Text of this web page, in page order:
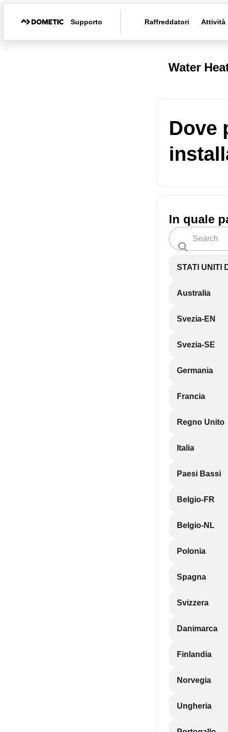
Supporto Raffreddatori Attività
Water
Dove
In quale
STATI UNITI
Australia
Svezia-EN
Svezia-SE
Germania
Francia
Regno Unito
Italia
Paesi Bassi
Belgio-FR
Belgio-NL
Polonia
Spagna
Svizzera
Danimarca
Finlandia
Norvegia
Ungheria